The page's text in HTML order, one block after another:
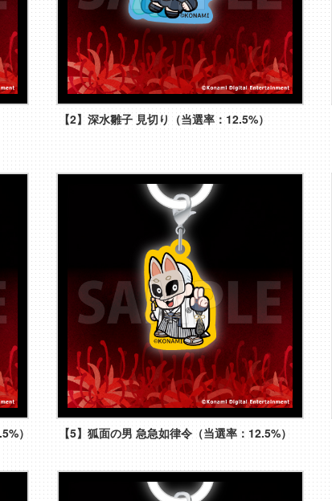
【2】深水雛子 見切り（当選率：12.5%）
） 【5】狐面の男 急急如律令（当選率：12.5%）